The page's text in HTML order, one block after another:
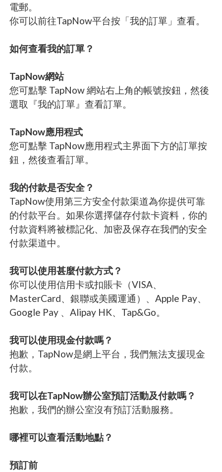
電郵。
你可以前往TapNow平台按「我的訂單」查看。
如何查看我的訂單？
TapNow網站
您可點擊 TapNow 網站右上角的帳號按鈕，然後
選取『我的訂單』查看訂單。
TapNow應用程式
您可點擊 TapNow應用程式主界面下方的訂單按
鈕，然後查看訂單。
我的付款是否安全？
TapNow使用第三方安全付款渠道為你提供可靠
的付款平台。如果你選擇儲存付款卡資料，你的
付款資料將被標記化、加密及保存在我們的安全
付款渠道中。
我可以使用甚麼付款方式？
你可以使用信用卡或扣賬卡（VISA、
MasterCard、銀聯或美國運通）、Apple Pay、
Google Pay 、Alipay HK、Tap&Go。
我可以使用現金付款嗎？
抱歉，TapNow是網上平台，我們無法支援現金
付款。
我可以在TapNow辦公室預訂活動及付款嗎？
抱歉，我們的辦公室沒有預訂活動服務。
哪裡可以查看活動地點？
預訂前